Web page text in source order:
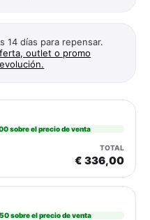
14 días para repensar.
outlet o promo
sobre el precio de venta
€ 336,00
sobre el precio de venta